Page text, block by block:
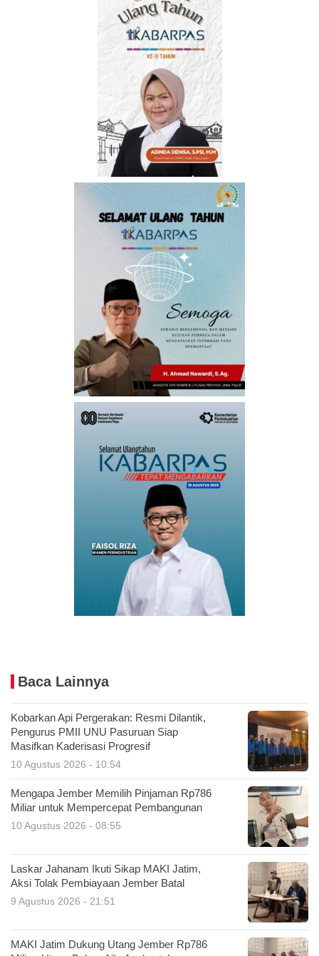
Baca Lainnya
Kobarkan Api Pergerakan: Resmi Dilantik,
Pengurus PMII UNU Pasuruan Siap
Masifkan Kaderisasi Progresif
10 Agustus 2026 - 10:54
Mengapa Jember Memilih Pinjaman Rp786
Miliar untuk Mempercepat Pembangunan
10 Agustus 2026 - 08:55
Laskar Jahanam Ikuti Sikap MAKI Jatim,
Aksi Tolak Pembiayaan Jember Batal
9 Agustus 2026 - 21:51
MAKI Jatim Dukung Utang Jember Rp786